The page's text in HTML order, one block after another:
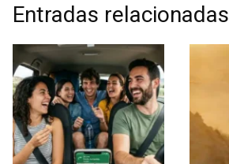
Entradas relacionadas